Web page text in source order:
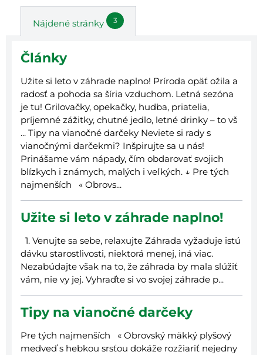
Nájdené stránky 3
Články
Užite si leto v záhrade naplno! Príroda opäť ožila a
radosť a pohoda sa šíria vzduchom. Letná sezóna
je tu! Grilovačky, opekačky, hudba, priatelia,
príjemné zážitky, chutné jedlo, letné drinky – to vš
... Tipy na vianočné darčeky Neviete si rady s
vianočnými darčekmi? Inšpirujte sa u nás!
Prinášame vám nápady, čím obdarovať svojich
blízkych i známych, malých i veľkých. ↓ Pre tých
najmenších « Obrovs...
Užite si leto v záhrade naplno!
1. Venujte sa sebe, relaxujte Záhrada vyžaduje istú
dávku starostlivosti, niektorá menej, iná viac.
Nezabúdajte však na to, že záhrada by mala slúžiť
vám, nie vy jej. Vyhraďte si vo svojej záhrade p...
Tipy na vianočné darčeky
Pre tých najmenších « Obrovský mäkký plyšový
medveď s hebkou srsťou dokáže rozžiariť nejedny